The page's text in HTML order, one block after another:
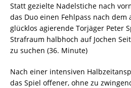
Statt gezielte Nadelstiche nach
das Duo einen Fehlpass nach
glücklos agierende Torjäger Peter
Strafraum halbhoch auf Jochen
zu suchen (36. Minute)
Nach einer intensiven
das Spiel offener, ohne zu